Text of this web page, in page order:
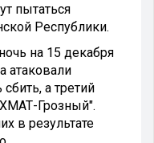
пытаться
Республики.
на 15 декабря
атаковали
а третий
Грозный".
в результате